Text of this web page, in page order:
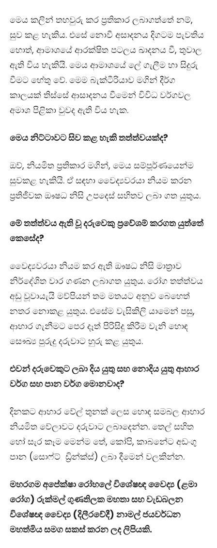
මෙය කලින් තහවුරු කර ප්‍රතිකාර ලබාගත්තේ නම්,
සුව කළ හැකිය. එසේ නොවී අසාදනය දිගටම පැවතිය
හොත්, ආමාශයේ ආරක්ෂිත පටලය ඛාදනය වී, තුවාල
ඇති විය හැකියි. මෙය ආමාශයේ ලේ ගැලීම හා සිදුරු
වීමට හේතු වේ. මෙම බැක්ටීරියාව මගින් දීර්ග
කාලයක් තිස්සේ ආසාදනය වීමෙන් විවිධ වර්ගවල
අමාශ පිළිකා වුවද ඇති විය හැක.‍
මෙය නිට්ටාවට සිව කළ හැකි තත්ත්වයක්ද?
ඔව්, නියමිත ප්‍රතිකාර මගින්, මෙය සම්පූර්ණයෙන්ම
සුවකළ හැකියි. ඒ සඳහා වෛද්‍යවරයා නියම කරන
ප්‍රතිජීවක ඖෂධ නිසි උපදෙස් සහිතව ලබා ගත යුතුය.
මේ තත්ත්වය ඇති වූ දරුවෙකු ප්‍රවේශම් කරගත යුත්තේ
කෙසේද?
වෛද්‍යවරයා නියම කර ඇති ඖෂධ නිසි මාත්‍රාව
නිර්දේශිත වාර ගණන ලබාගත යුතුය. රෝග තත්ත්වය
අඩු වූවායැයි මව්පියන් තම මතයට අනුව බෙහෙත්
නතර නොකළ යුතුය. එ‍සේම වැසිකිලි යාමෙන් පසු,
ආහාර ‍ගැනීමට පෙර දෑත් පිරිසිදු කිරීම වැනි හොඳ
සෞඛ්‍ය පුරුදු දරුවාට හුරු කළ යුතුය.
එවන් දරුවෙකුට ලබා දිය යුතු සහ නොදිය යුතු ආහාර
වර්ග සහ පාන වර්ග මොනවාද?
දිනකට ආහාර වේල් තුනක් ලෙස හොඳ සමබල ආහාර
නියමිත වේලාවට දරුවාට ලබාදෙන්න. තෙල් සහිත
හෝ සැර කෑම මෙන්ම තේ, කෝපි, කාබනේට අඩංගු
පාන (සොෆ්ට් ඩ්‍රින්ක්ස්) ලබා දීමෙන් වලකින්න.
මහරගම අපේක්ෂා රෝහලේ විශේෂඥ වෛද්‍ය (ළමා
රෝග) රුක්මල් ගුණතිලක මහතා සහ වැඩබලන
විශේෂඥ වෛද්‍ය (දිලීරවේදී) නාමල් ජයවර්ධන
මහත්මිය සමග සකස් කරන ලද ලිපියකි.